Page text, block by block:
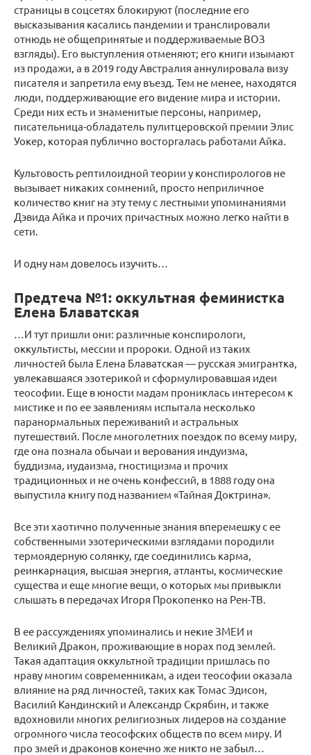
страницы в соцсетях блокируют (последние его
высказывания касались пандемии и транслировали
отнюдь не общепринятые и поддерживаемые ВОЗ
взгляды). Его выступления отменяют; его книги изымают
из продажи, а в 2019 году Австралия аннулировала визу
писателя и запретила ему въезд. Тем не менее, находятся
люди, поддерживающие его видение мира и истории.
Среди них есть и знаменитые персоны, например,
писательница-обладатель пулитцеровской премии Элис
Уокер, которая публично восторгалась работами Айка.
Культовость рептилоидной теории у конспирологов не
вызывает никаких сомнений, просто неприличное
количество книг на эту тему с лестными упоминаниями
Дэвида Айка и прочих причастных можно легко найти в
сети.
И одну нам довелось изучить…
Предтеча №1: оккультная феминистка
Елена Блаватская
…И тут пришли они: различные конспирологи,
оккультисты, мессии и пророки. Одной из таких
личностей была Елена Блаватская — русская эмигрантка,
увлекавшаяся эзотерикой и сформулировавшая идеи
теософии. Еще в юности мадам прониклась интересом к
мистике и по ее заявлениям испытала несколько
паранормальных переживаний и астральных
путешествий. После многолетних поездок по всему миру,
где она познала обычаи и верования индуизма,
буддизма, иудаизма, гностицизма и прочих
традиционных и не очень конфессий, в 1888 году она
выпустила книгу под названием «Тайная Доктрина».
Все эти хаотично полученные знания вперемешку с ее
собственными эзотерическими взглядами породили
термоядерную солянку, где соединились карма,
реинкарнация, высшая энергия, атланты, космические
существа и еще многие вещи, о которых мы привыкли
слышать в передачах Игоря Прокопенко на Рен-ТВ.
В ее рассуждениях упоминались и некие ЗМЕИ и
Великий Дракон, проживающие в норах под землей.
Такая адаптация оккультной традиции пришлась по
нраву многим современникам, а идеи теософии оказала
влияние на ряд личностей, таких как Томас Эдисон,
Василий Кандинский и Александр Скрябин, и также
вдохновили многих религиозных лидеров на создание
огромного числа теософских обществ по всем миру. И
про змей и драконов конечно же никто не забыл…